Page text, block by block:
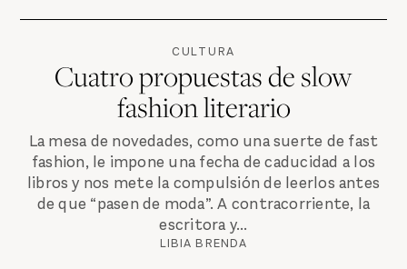
CULTURA
Cuatro propuestas de slow
fashion literario
La mesa de novedades, como una suerte de fast
fashion, le impone una fecha de caducidad a los
libros y nos mete la compulsión de leerlos antes
de que “pasen de moda”. A contracorriente, la
escritora y...
LIBIA BRENDA